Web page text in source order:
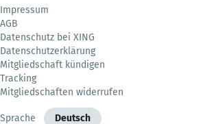
Impressum
AGB
Datenschutz bei XING
Datenschutzerklärung
Mitgliedschaft kündigen
Tracking
Mitgliedschaften widerrufen
Sprache Deutsch